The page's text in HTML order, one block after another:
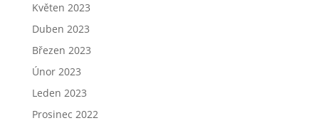
Květen 2023
Duben 2023
Březen 2023
Únor 2023
Leden 2023
Prosinec 2022